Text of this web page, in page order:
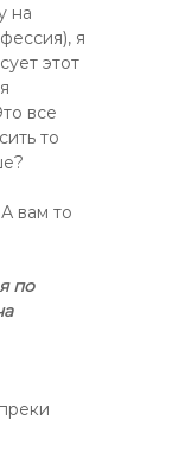
на
я
этот
все
то
вам то
по